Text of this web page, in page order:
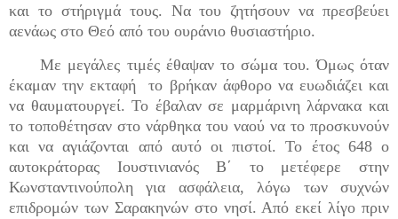
και το στήριγμά τους. Να του ζητήσουν να πρεσβεύει
αενάως στο Θεό από του ουράνιο θυσιαστήριο.
Με μεγάλες τιμές έθαψαν το σώμα του. Όμως όταν
έκαμαν την εκταφή το βρήκαν άφθορο να ευωδιάζει και
να θαυματουργεί. Το έβαλαν σε μαρμάρινη λάρνακα και
το τοποθέτησαν στο νάρθηκα του ναού να το προσκυνούν
και να αγιάζονται από αυτό οι πιστοί. Το έτος 648 ο
αυτοκράτορας Ιουστινιανός Β΄ το μετέφερε στην
Κωνσταντινούπολη για ασφάλεια, λόγω των συχνών
επιδρομών των Σαρακηνών στο νησί. Από εκεί λίγο πριν